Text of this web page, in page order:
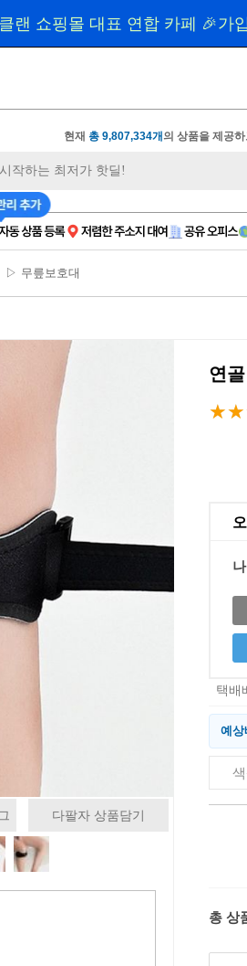
사진 1장만 있으면❓ 모델컷/쇼
현재 총 9,807,334개의 상품을 제공
▷ 무릎보호대
다팔자 상품담기
연
택배
예상
총 상